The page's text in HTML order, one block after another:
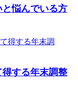
悩んでいる方
する年末調整